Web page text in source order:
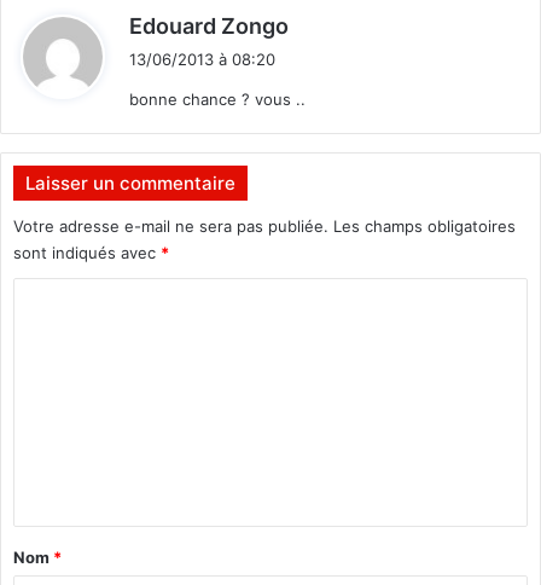
Edouard Zongo
:
13/06/2013 à 08:20
bonne chance ? vous ..
Laisser un commentaire
Votre adresse e-mail ne sera pas publiée. Les champs obligatoires
sont indiqués avec *
a
Nom *